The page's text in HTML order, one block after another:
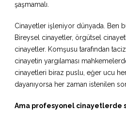
şaşmamalı.
Cinayetler işleniyor dünyada. Ben
Bireysel cinayetler, örgütsel
cinayetler. Komşusu tarafından
cinayetin yargılaması
cinayetleri biraz puslu, eğer ucu
dayanıyorsa her zaman istenilen
Ama profesyonel cinayetlerde